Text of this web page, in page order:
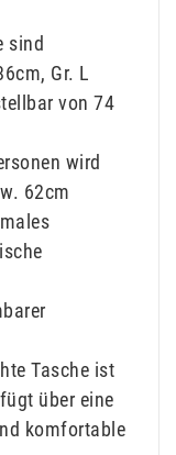
sind
Gr. L
von 74
wird
62cm
Tasche ist
über eine
komfortable